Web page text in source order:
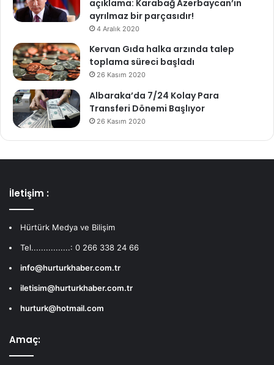
açıklama: Karabağ Azerbaycan’ın
ayrılmaz bir parçasıdır!
4 Aralık 2020
Kervan Gıda halka arzında talep
toplama süreci başladı
26 Kasım 2020
Albaraka’da 7/24 Kolay Para
Transferi Dönemi Başlıyor
26 Kasım 2020
İletişim :
Hürtürk Medya ve Bilişim
Tel................: 0 266 338 24 66
info@hurturkhaber.com.tr
iletisim@hurturkhaber.com.tr
hurturk@hotmail.com
Amaç: